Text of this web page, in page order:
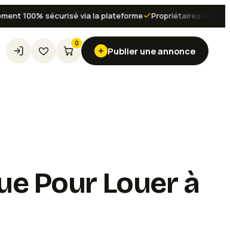
100% sécurisé via la plateforme Propriétaires vérifiés et
0
Publier une annonce
Pour Louer à